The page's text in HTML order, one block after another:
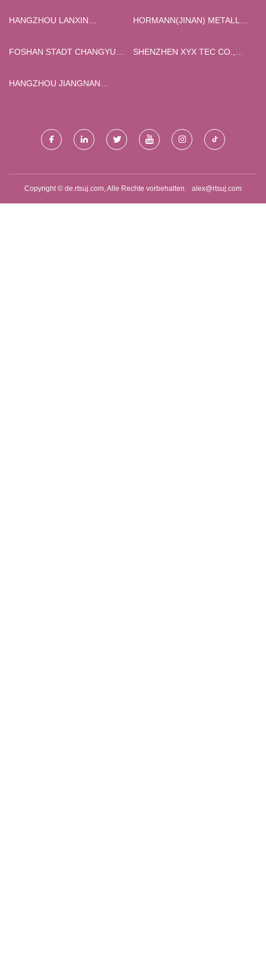
HANGZHOU LANXIN
HORMANN(JINAN) METALL
FOSHAN STADT CHANGYUN
GMBH
SHENZHEN XYX TEC CO.,
HANGZHOU JIANGNAN
Copyright © de.rtsuj.com, Alle Rechte vorbehalten. alex@rtsuj.com